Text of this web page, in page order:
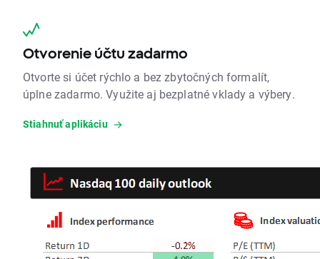
Otvorenie účtu zadarmo
Otvorte si účet rýchlo a bez zbytočných formalít,
úplne zadarmo. Využite aj bezplatné vklady a výbery.
Stiahnuť aplikáciu